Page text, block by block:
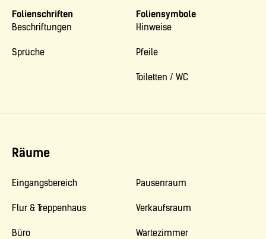
Folienschriften
Beschriftungen
Sprüche
Foliensymbole
Hinweise
Pfeile
Toiletten / WC
Räume
Eingangsbereich
Flur & Treppenhaus
Büro
Pausenraum
Verkaufsraum
Wartezimmer